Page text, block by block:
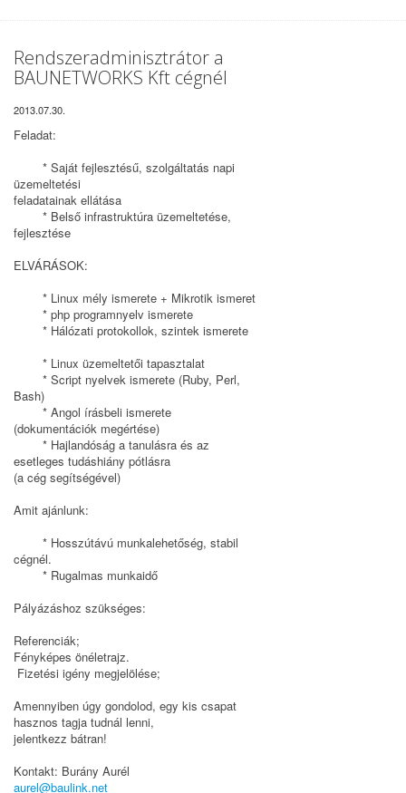
Rendszeradminisztrátor a
BAUNETWORKS Kft cégnél
2013.07.30.
Feladat:
* Saját fejlesztésű, szolgáltatás napi
üzemeltetési
feladatainak ellátása
* Belső infrastruktúra üzemeltetése,
fejlesztése
ELVÁRÁSOK:
* Linux mély ismerete + Mikrotik ismeret
* php programnyelv ismerete
* Hálózati protokollok, szintek ismerete
* Linux üzemeltetői tapasztalat
* Script nyelvek ismerete (Ruby, Perl,
Bash)
* Angol írásbeli ismerete
(dokumentációk megértése)
* Hajlandóság a tanulásra és az
esetleges tudáshiány pótlásra
(a cég segítségével)
Amit ajánlunk:
* Hosszútávú munkalehetőség, stabil
cégnél.
* Rugalmas munkaidő
Pályázáshoz szükséges:
Referenciák;
Fényképes önéletrajz.
Fizetési igény megjelölése;
Amennyiben úgy gondolod, egy kis csapat
hasznos tagja tudnál lenni,
jelentkezz bátran!
Kontakt: Burány Aurél
aurel@baulink.net